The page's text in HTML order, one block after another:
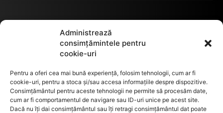
Administrează
consimțămintele pentru
cookie-uri
Pentru a oferi cea mai bună experiență, folosim tehnologii, cum ar fi
cookie-uri, pentru a stoca și/sau accesa informațiile despre dispozitive.
Consimțământul pentru aceste tehnologii ne permite să procesăm date,
cum ar fi comportamentul de navigare sau ID-uri unice pe acest site.
Dacă nu îți dai consimțământul sau îți retragi consimțământul dat poate
Termeni de utilizare
GDPR